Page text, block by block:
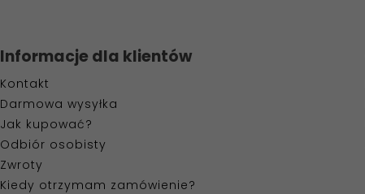
Informacje dla klientów
Kontakt
Darmowa wysyłka
Jak kupować?
Odbiór osobisty
Zwroty
Kiedy otrzymam zamówienie?